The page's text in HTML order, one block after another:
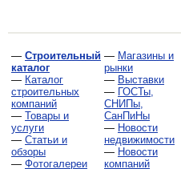
— Строительный
каталог
— Каталог
строительных
компаний
— Товары и
услуги
— Статьи и
обзоры
— Фотогалереи
— Магазины и
рынки
— Выставки
— ГОСТы,
СНИПы,
СанПиНы
— Новости
недвижимости
— Новости
компаний